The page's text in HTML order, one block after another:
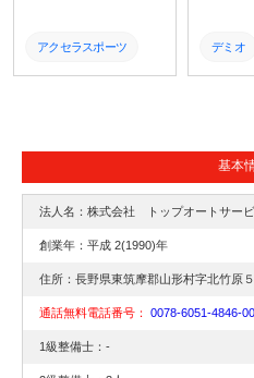
凍結で頻繁に融雪剤をま
かれる道路を走行するた
め、ご相談に来店なされ
アクセラスポーツ
整備
を承りま
メンバー
デミオ
DPF
整備
基本
法人名：株式会社 トップオートサー
創業年：平成 2(1990)年
住所：長野県東筑摩郡山形村字北竹原
通話無料電話番号： 0078-6051-4846-
1級整備士：-